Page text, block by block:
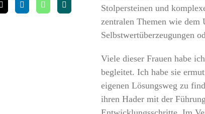
Stolpersteinen und
zentralen Themen wie
Selbstwertüberzeugungen
Viele dieser Frauen habe
begleitet. Ich habe sie
eigenen Lösungsweg zu
ihren Hader mit der